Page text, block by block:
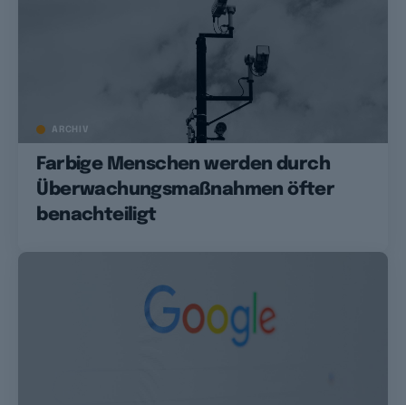
ARCHIV
Farbige Menschen werden durch
Überwachungsmaßnahmen öfter
benachteiligt